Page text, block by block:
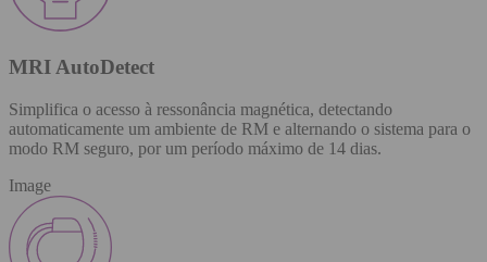
MRI AutoDetect
Simplifica o acesso à ressonância magnética, detectando
automaticamente um ambiente de RM e alternando o sistema para o
modo RM seguro, por um período máximo de 14 dias.
Image